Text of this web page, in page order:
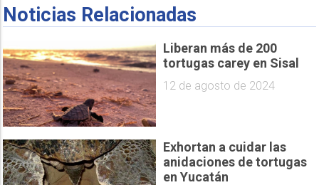
Noticias Relacionadas
Liberan más de 200
tortugas carey en Sisal
12 de agosto de 2024
Exhortan a cuidar las
anidaciones de tortugas
en Yucatán